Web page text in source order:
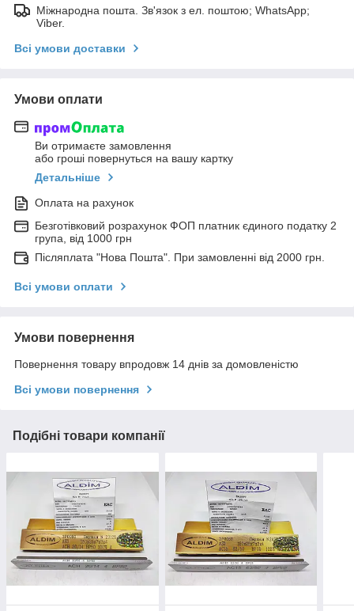
Міжнародна пошта. Зв'язок з ел. поштою; WhatsApp;
Viber.
Всі умови доставки
Умови оплати
Ви отримаєте замовлення
або гроші повернуться на вашу картку
Детальніше
Оплата на рахунок
Безготівковий розрахунок ФОП платник єдиного податку 2
група, від 1000 грн
Післяплата "Нова Пошта". При замовленні від 2000 грн.
Всі умови оплати
Умови повернення
Повернення товару впродовж 14 днів за домовленістю
Всі умови повернення
Подібні товари компанії